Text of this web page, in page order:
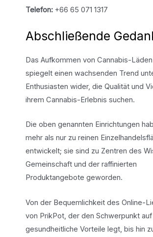
Telefon:+66 65 071 1317
Abschließende
Das Aufkommen von Cannabis-
spiegelt einen wachsenden Trend
Enthusiasten wider, die Qualität und
ihrem Cannabis-Erlebnis suchen.
Die oben genannten Einrichtungen
mehr als nur zu reinen
entwickelt; sie sind zu Zentren des
Gemeinschaft und der raffinierten
Produktangebote geworden.
Von der Bequemlichkeit des Online-
von PrikPot, der den Schwerpunkt auf
gesundheitliche Vorteile legt, bis hin